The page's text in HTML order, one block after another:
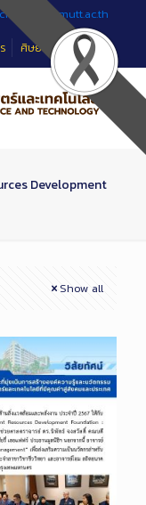
ศิษย์เก่า
Development
Show all